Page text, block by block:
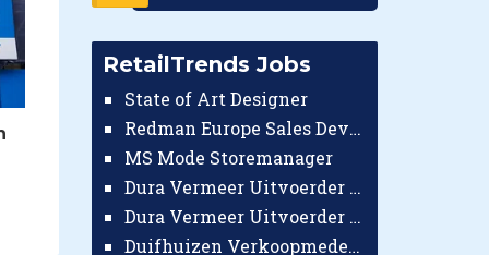
RetailTrends Jobs
State of Art Designer
Redman Europe Sales Developer (Europe)
MS Mode Storemanager
Dura Vermeer Uitvoerder GWW Amsterdam
Dura Vermeer Uitvoerder Civiel Nijmegen
Duifhuizen Verkoopmedewerker Ridderkerk